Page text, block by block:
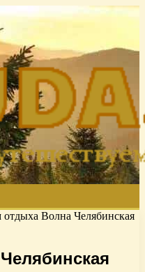
Волна Челябинская